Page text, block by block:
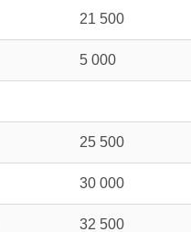
21 500
5 000
25 500
30 000
32 500